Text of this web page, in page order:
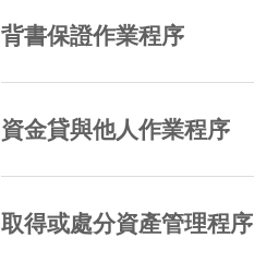
背書保證作業程序
資金貸與他人作業程序
取得或處分資產管理程序